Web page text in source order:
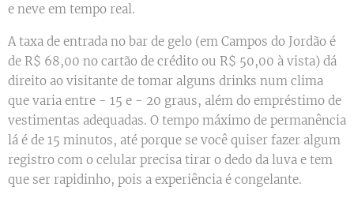
e neve em tempo real.
A taxa de entrada no bar de gelo (em Campos do Jordão é
de R$ 68,00 no cartão de crédito ou R$ 50,00 à vista) dá
direito ao visitante de tomar alguns drinks num clima
que varia entre - 15 e - 20 graus, além do empréstimo de
vestimentas adequadas. O tempo máximo de permanência
lá é de 15 minutos, até porque se você quiser fazer algum
registro com o celular precisa tirar o dedo da luva e tem
que ser rapidinho, pois a experiência é congelante.